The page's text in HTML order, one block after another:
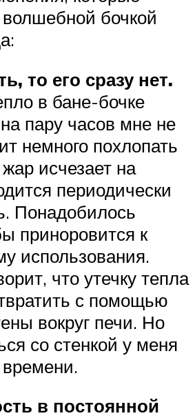
бочкой
то его сразу нет.
в бане-бочке
пару часов мне не
немного похлопать
исчезает на
периодически
Понадобилось
приноровится к
использования.
что утечку тепла
с помощью
вокруг печи. Но
со стенкой у меня
времени.
в постоянной